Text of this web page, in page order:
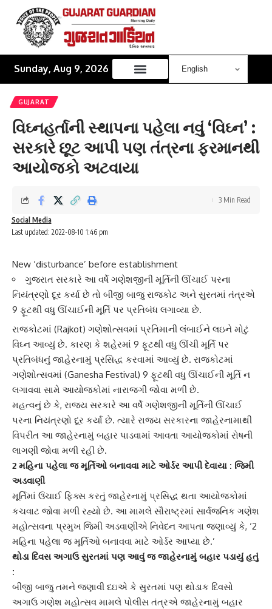
Sunday, Aug 9, 2026
GUJARAT
વિઘ્નહર્તાની સ્થાપના પહેલા નવું ‘વિઘ્ન’ :
સરકારે છૂટ આપી પણ તંત્રના ફરમાનથી
આયોજકો અટવાયા
Last updated: 2022-08-10 1:46 pm
Social Media
3 Min Read
New ‘disturbance’ before establishment
ગુજરાત સરકારે આ વર્ષે ગણેશજીની મૂર્તિની ઊંચાઈ પરના
નિયંત્રણો દૂર કર્યા છે તો બીજી બાજુ રાજકોટ અને સુરતમાં તંત્રએ
9 ફૂટથી વધુ ઊંચાઈની મૂર્તિ પર પ્રતિબંધ લગાવ્યા છે.
રાજકોટમાં (Rajkot) ગણેશોત્સવમાં પ્રતિમાની લંબાઈને લઇને મોટું
વિઘ્ન આવ્યું છે. કારણ કે શહેરમાં 9 ફૂટથી વધુ ઊંચી મૂર્તિ પર
પ્રતિબંધનું જાહેરનામું પ્રસિદ્ધ કરવામાં આવ્યું છે. રાજકોટમાં
ગણેશોત્સવમાં (Ganesha Festival) 9 ફૂટથી વધુ ઊંચાઈની મૂર્તિ ન
લગાવવા સામે આયોજકોમાં નારાજગી જોવા મળી છે.
મહત્વનું છે કે, રાજ્ય સરકારે આ વર્ષેગણેશજીની મૂર્તિની ઊંચાઈ
પરના નિયંત્રણો દૂર કર્યા છે. ત્યારે રાજ્ય સરકારના જાહેરનામાથી
વિપરીત આ જાહેરનામું બહાર પાડવામાં આવતા આયોજકોમાં રોષની
લાગણી જોવા મળી રહી છે.
2 મહિના પહેલા જ મૂર્તિઓ બનાવવા માટે ઓર્ડર આપી દેવાયા : જિમી
અડવાણી
મૂર્તિમાં ઉંચાઈ ફિક્સ કરતું જાહેરનામું પ્રસિદ્ધ થતા આયોજકોમાં
કચવાટ જોવા મળી રહ્યો છે. આ મામલે સૌરાષ્ટ્રમાં સાર્વજનિક ગણેશ
મહોત્સવના પ્રમુખ જિમી અડવાણીએ નિવેદન આપતા જણાવ્યું કે, ‘2
મહિના પહેલા જ મૂર્તિઓ બનાવવા માટે ઓર્ડર આપ્યા છે.’
થોડા દિવસ અગાઉ સુરતમાં પણ આવું જ જાહેરનામું બહાર પડાયું હતું
:
બીજી બાજુ તમને જણાવી દઇએ કે સુરતમાં પણ થોડાક દિવસો
અગાઉ ગણેશ મહોત્સવ મામલે પોલીસ તંત્રએ જાહેરનામું બહાર